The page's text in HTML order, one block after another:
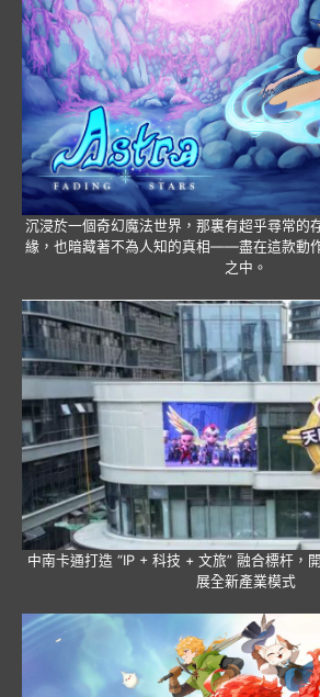
沉浸於一個奇幻魔法世界，那裏有超乎尋常的
緣，也暗藏著不為人知的真相——盡在這款動
之中。
中南卡通打造 “IP + 科技 + 文旅” 融合標杆，
展全新產業模式